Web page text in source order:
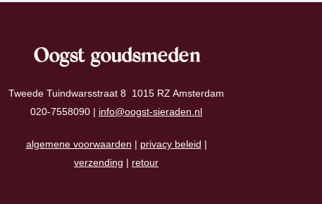
Oogst goudsmeden
Tweede Tuindwarsstraat 8 1015 RZ Amsterdam
020-7558090 | info@oogst-sieraden.nl
algemene voorwaarden | privacy beleid |
verzending | retour